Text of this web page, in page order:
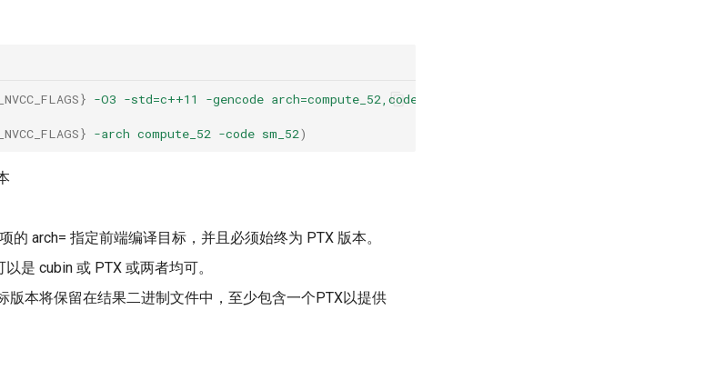
} -O3 -std=c++11 -gencode arch=compute_52,code=sm_52
} -arch compute_52 -code sm_52)
的 arch= 指定前端编译目标，并且必须始终为 PTX 版本。
是 cubin 或 PTX 或两者均可。
版本将保留在结果二进制文件中，至少包含一个PTX以提供